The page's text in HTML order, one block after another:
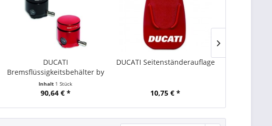
DUCATI
Bremsflüssigkeitsbehälter by
Rizoma...
Inhalt 1 Stück
90,64 € *
DUCATI Seitenständerauflage
10,75 € *